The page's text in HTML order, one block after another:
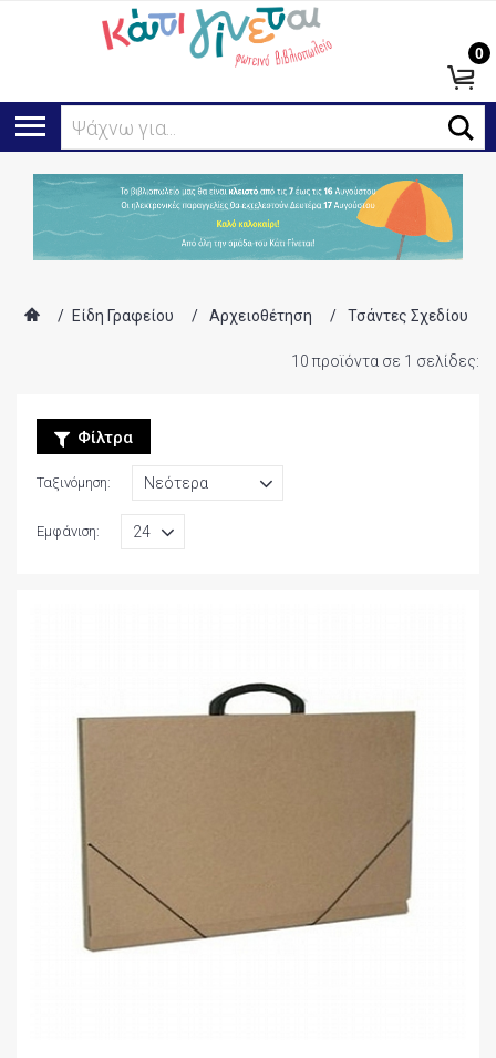
Αναζή
0
/ Είδη Γραφείου / Αρχειοθέτηση / Τσάντες Σχεδίου
10 προϊόντα σε 1 σελίδες:
Φίλτρα
Ταξινόμηση:
Εμφάνιση: